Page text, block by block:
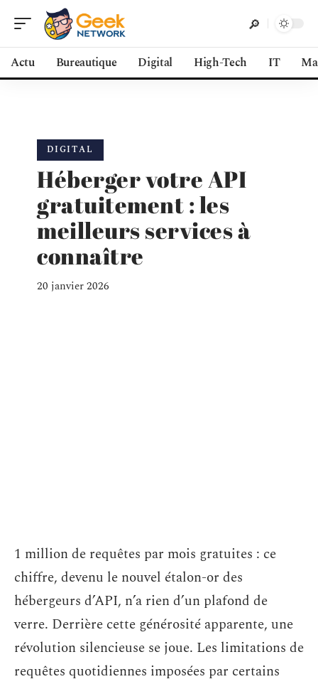
Actu Bureautique Digital High-Tech IT
DIGITAL
Héberger votre API
gratuitement : les
meilleurs services à
connaître
20 janvier 2026
1 million de requêtes par mois gratuites : ce
chiffre, devenu le nouvel étalon-or des
hébergeurs d’API, n’a rien d’un plafond de
verre. Derrière cette générosité apparente, une
révolution silencieuse se joue. Les limitations de
requêtes quotidiennes imposées par certains